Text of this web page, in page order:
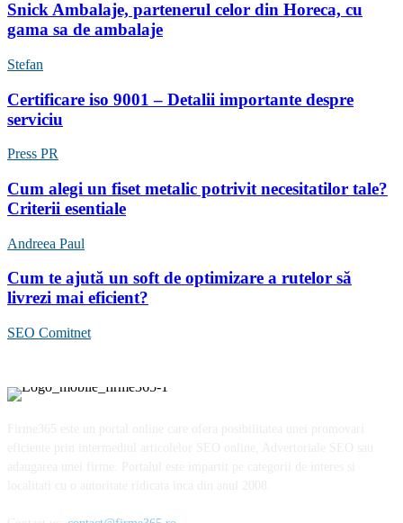
Snick Ambalaje, partenerul celor din Horeca, cu
gama sa de ambalaje
Stefan
Certificare iso 9001 – Detalii importante despre
serviciu
Press PR
Cum alegi un fiset metalic potrivit necesitatilor tale?
Criterii esentiale
Andreea Paul
Cum te ajută un soft de optimizare a rutelor să
livrezi mai eficient?
SEO Comitnet